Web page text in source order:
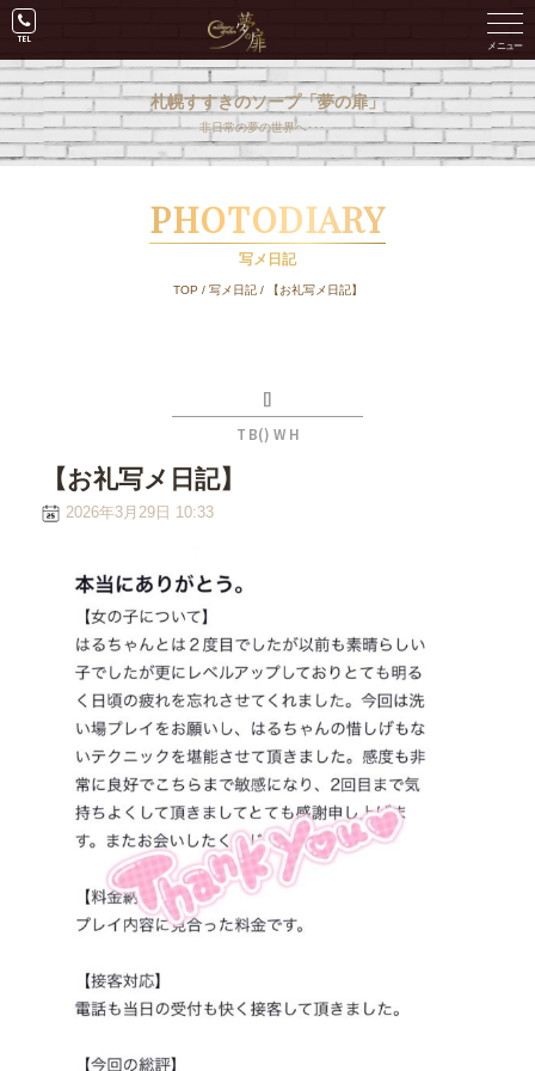
札幌すすきのソープ「夢の扉」
非日常の夢の世界へ･･･。
PHOTODIARY
写メ日記
TOP / 写メ日記/ 【お礼写メ日記】
[]
T B() W H
【お礼写メ日記】
2026年3月29日 10:33